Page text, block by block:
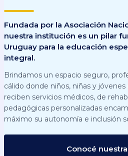
Fundada por la Asociación
nuestra institución es un pilar
Uruguay para la educación
integral.
Brindamos un espacio seguro,
cálido donde niños, niñas y
reciben servicios médicos, de
pedagógicas personalizadas
máximo su autonomía e inclusión
Conocé